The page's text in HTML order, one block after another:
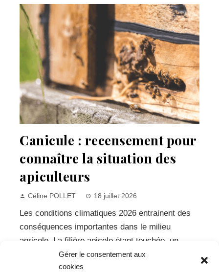
Gérer le consentement aux
cookies
Canicule : recensement pour
connaître la situation des
apiculteurs
Céline POLLET 18 juillet 2026
Les conditions climatiques 2026 entrainent des
conséquences importantes dans le milieu
agricole. La filière apicole étant touchée, un
recensement est en cours pour étudier un